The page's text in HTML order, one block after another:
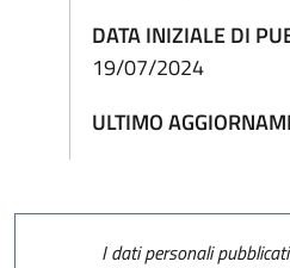
DATA INIZIALE DI
19/07/2024
ULTIMO
I dati personali